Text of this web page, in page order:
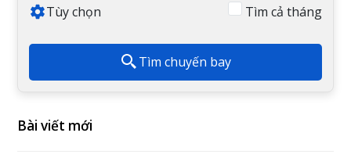
Tùy chọn Tìm cả tháng
Tìm chuyến bay
Bài viết mới